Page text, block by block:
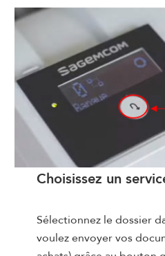
Choisissez un
Sélectionnez le dossier
voulez envoyer vos